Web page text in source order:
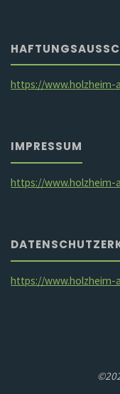
https://www.holzheim-
IMPRESSUM
https://www.holzheim-
https://www.holzheim-